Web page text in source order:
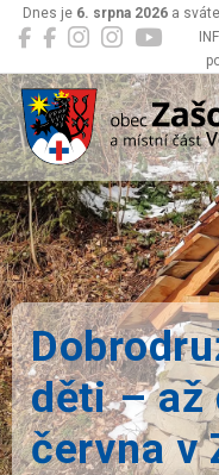
Dnes je 6. srpna 2026a
Zašová
děti – až
června v